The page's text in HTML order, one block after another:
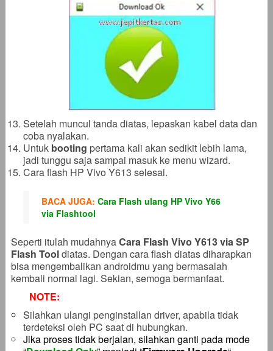
Setelah muncul tanda diatas, lepaskan kabel data dan
coba nyalakan.
Untuk booting pertama kali akan sedikit lebih lama,
jadi tunggu saja sampai masuk ke menu wizard.
Cara flash HP Vivo Y613 selesai.
BACA JUGA: Cara Flash ulang HP Vivo Y66
via Flashtool
Seperti itulah mudahnyaCara Flash Vivo Y613 via SP
Flash Tooldiatas. Dengan cara flash diatas diharapkan
bisa mengembalikan androidmu yang bermasalah
kembali normal lagi. Sekian, semoga bermanfaat.
NOTE:
Silahkan ulangi penginstallan driver, apabila tidak
terdeteksi oleh PC saat di hubungkan.
Jika proses tidak berjalan, silahkan ganti pada mode